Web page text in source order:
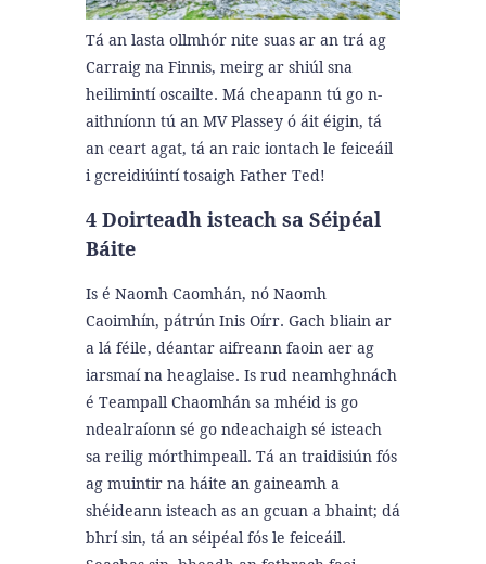
Tá an lasta ollmhór nite suas ar an trá ag
Carraig na Finnis, meirg ar shiúl sna
heilimintí oscailte. Má cheapann tú go n-
aithníonn tú an MV Plassey ó áit éigin, tá
an ceart agat, tá an raic iontach le feiceáil
i gcreidiúintí tosaigh Father Ted!
4 Doirteadh isteach sa Séipéal
Báite
Is é Naomh Caomhán, nó Naomh
Caoimhín, pátrún Inis Oírr. Gach bliain ar
a lá féile, déantar aifreann faoin aer ag
iarsmaí na heaglaise. Is rud neamhghnách
é Teampall Chaomhán sa mhéid is go
ndealraíonn sé go ndeachaigh sé isteach
sa reilig mórthimpeall. Tá an traidisiún fós
ag muintir na háite an gaineamh a
shéideann isteach as an gcuan a bhaint; dá
bhrí sin, tá an séipéal fós le feiceáil.